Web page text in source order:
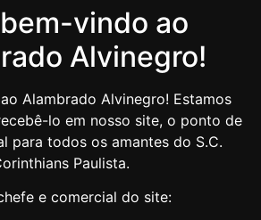
vindo ao
Alvinegro!
Alambrado Alvinegro! Estamos
lo em nosso site, o ponto de
para todos os amantes do S.C.
Paulista.
e comercial do site: